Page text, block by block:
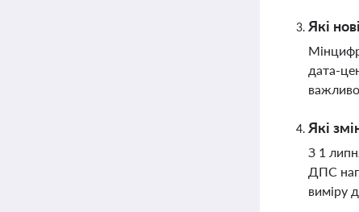
Які
дата-
Які
З 1
ДПС
виміру